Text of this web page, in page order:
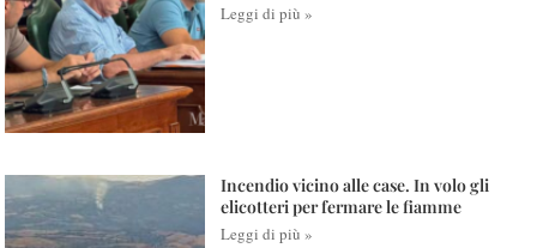
Leggi di più »
Incendio vicino alle case. In volo gli
elicotteri per fermare le fiamme
Leggi di più »